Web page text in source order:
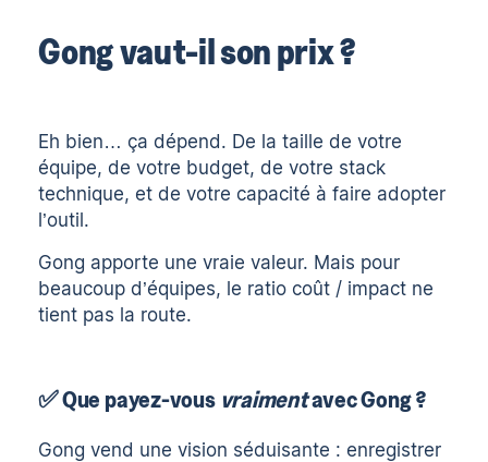
Gong vaut-il son prix ?
Eh bien… ça dépend. De la taille de votre
équipe, de votre budget, de votre stack
technique, et de votre capacité à faire adopter
l’outil.
Gong apporte une vraie valeur. Mais pour
beaucoup d’équipes, le ratio coût / impact ne
tient pas la route.
✅Que payez-vous vraimentavec Gong ?
Gong vend une vision séduisante : enregistrer